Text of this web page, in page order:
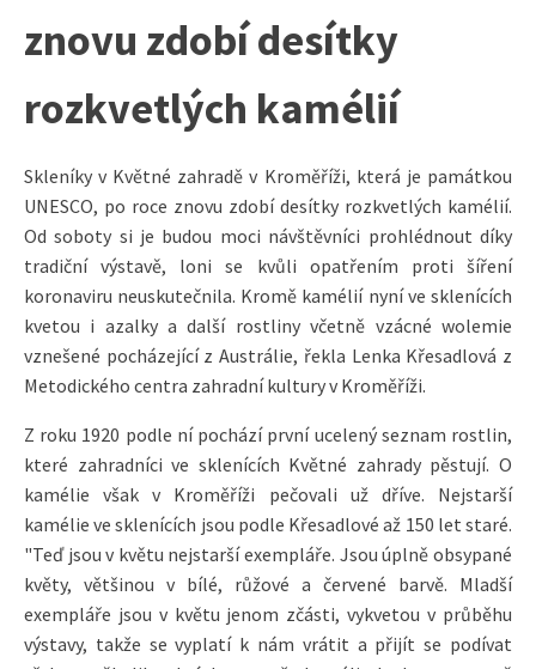
znovu zdobí desítky
rozkvetlých kamélií
Skleníky v Květné zahradě v Kroměříži, která je památkou
UNESCO, po roce znovu zdobí desítky rozkvetlých kamélií.
Od soboty si je budou moci návštěvníci prohlédnout díky
tradiční výstavě, loni se kvůli opatřením proti šíření
koronaviru neuskutečnila. Kromě kamélií nyní ve sklenících
kvetou i azalky a další rostliny včetně vzácné wolemie
vznešené pocházející z Austrálie, řekla Lenka Křesadlová z
Metodického centra zahradní kultury v Kroměříži.
Z roku 1920 podle ní pochází první ucelený seznam rostlin,
které zahradníci ve sklenících Květné zahrady pěstují. O
kamélie však v Kroměříži pečovali už dříve. Nejstarší
kamélie ve sklenících jsou podle Křesadlové až 150 let staré.
"Teď jsou v květu nejstarší exempláře. Jsou úplně obsypané
květy, většinou v bílé, růžové a červené barvě. Mladší
exempláře jsou v květu jenom zčásti, vykvetou v průběhu
výstavy, takže se vyplatí k nám vrátit a přijít se podívat